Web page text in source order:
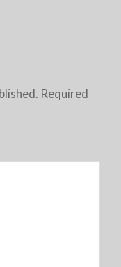
Required